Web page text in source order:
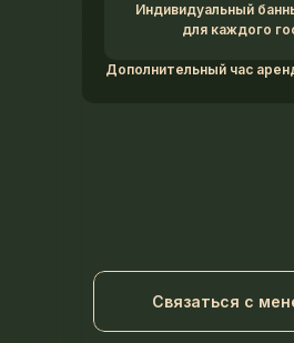
Связаться с
Индивидуальный
для каждого
Дополнительный час